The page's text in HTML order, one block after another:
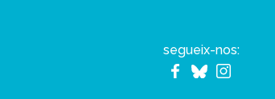
segueix-nos: